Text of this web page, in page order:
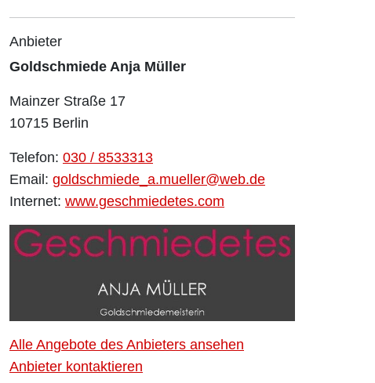
Anbieter
Goldschmiede Anja Müller
Mainzer Straße 17
10715 Berlin
Telefon: 030 / 8533313
Email: goldschmiede_a.mueller@web.de
Internet: www.geschmiedetes.com
Alle Angebote des Anbieters ansehen
Anbieter kontaktieren